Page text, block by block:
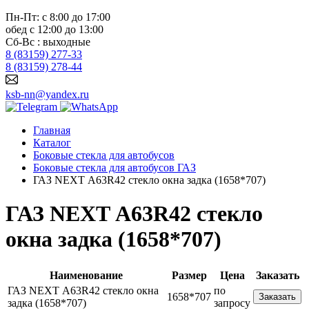
Пн-Пт: с 8:00 до 17:00
обед с 12:00 до 13:00
Сб-Вс : выходные
8 (83159) 277-33
8 (83159) 278-44
ksb-nn@yandex.ru
Главная
Каталог
Боковые стекла для автобусов
Боковые стекла для автобусов ГАЗ
ГАЗ NEXT А63R42 стекло окна задка (1658*707)
ГАЗ NEXT А63R42 стекло
окна задка (1658*707)
Наименование Размер Цена
Заказать
ГАЗ NEXT А63R42 стекло окна
задка (1658*707)
1658*707
по
запросу
Заказать